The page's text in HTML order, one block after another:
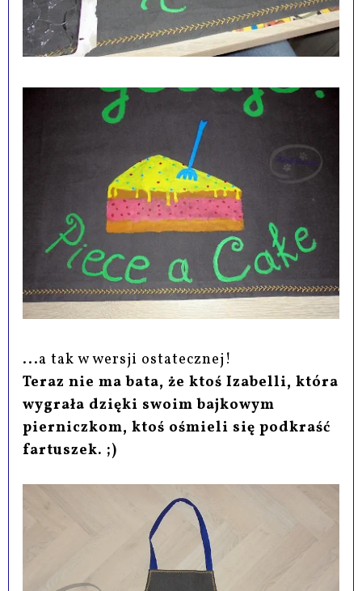
...a tak w wersji ostatecznej!
Teraz nie ma bata, że ktoś Izabelli, która
wygrała dzięki swoim bajkowym
pierniczkom, ktoś ośmieli się podkraść
fartuszek. ;)